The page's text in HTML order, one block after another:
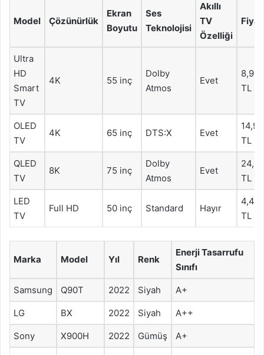
Model Çözünürlük
Ekran
Boyutu
Ses
Teknolojisi
Akıllı
TV
Özelliği
Fiyat
Ultra
HD
Smart
TV
4K 55 inç
Dolby
Atmos
Evet
8,999
TL
OLED
TV
4K 65 inç DTS:X Evet
TL
QLED
TV
8K 75 inç
Dolby
Atmos
Evet
TL
LED
TV
Full HD 50 inç Standard Hayır
TL
Marka Model Yıl Renk
Enerji Tasarrufu
Sınıfı
Samsung Q90T 2022 Siyah A+
LG BX 2022 Siyah A++
Sony X900H 2022 Gümüş A+